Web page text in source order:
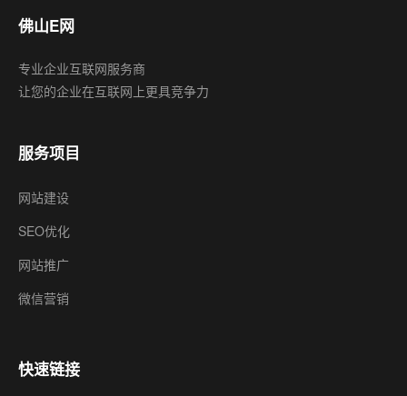
佛山E网
专业企业互联网服务商
让您的企业在互联网上更具竞争力
服务项目
网站建设
SEO优化
网站推广
微信营销
快速链接